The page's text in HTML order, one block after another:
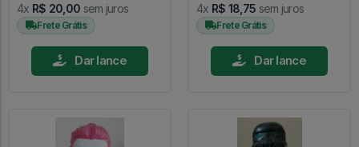
4x R$ 20,00 sem juros
Frete Grátis
Dar lance
4x R$ 18,75 sem juros
Frete Grátis
Dar lance